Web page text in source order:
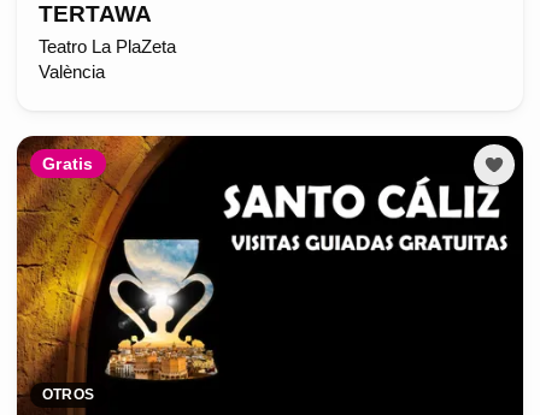
TERTAWA
Teatro La PlaZeta
València
Gratis
OTROS